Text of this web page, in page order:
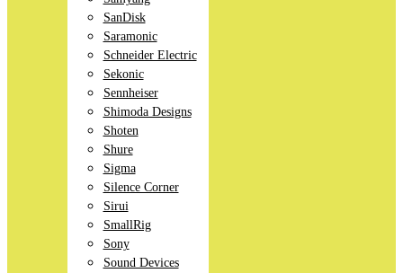
SanDisk
Saramonic
Schneider Electric
Sekonic
Sennheiser
Shimoda Designs
Shoten
Shure
Sigma
Silence Corner
Sirui
SmallRig
Sony
Sound Devices